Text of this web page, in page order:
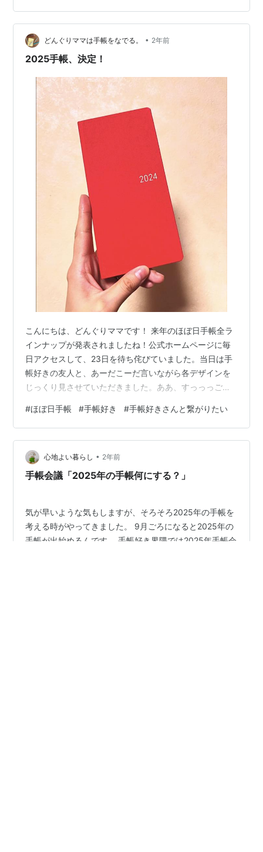
ナルサイズのものです。 イラストが可愛すぎて… 文庫本
のカバーとして使ってみようと思ったのですが、本をセ
ットしてみたらカバーが若干大きい。しばらく試してみ
ようと思います。 【下敷き】 下敷きは完全に見た目が好
どんぐりママは手帳をなでる。 • 2年前
2025手帳、決定！
こんにちは、どんぐりママです！ 来年のほぼ日手帳全ラ
インナップが発表されましたね！公式ホームページに毎
日アクセスして、23日を待ち侘びていました。当日は手
帳好きの友人と、あーだこーだ言いながら各デザインを
じっくり見させていただきました。ああ、すっっっごく
壁紙」。 やはりweeksを購入することに決めました！ 同
タイプのファインクラシックシリーズも気になりました
が、今年のカラーははザクロとグレーというラインナッ
プ。ザクロはかなーり好みの色合いだったのですが、子
どもの記録をしていくには少々色が落ち着きすぎている
#ほぼ日手帳 #手帳好き #手帳好きさんと繋がりたい
心地よい暮らし • 2年前
手帳会議「2025年の手帳何にする？」